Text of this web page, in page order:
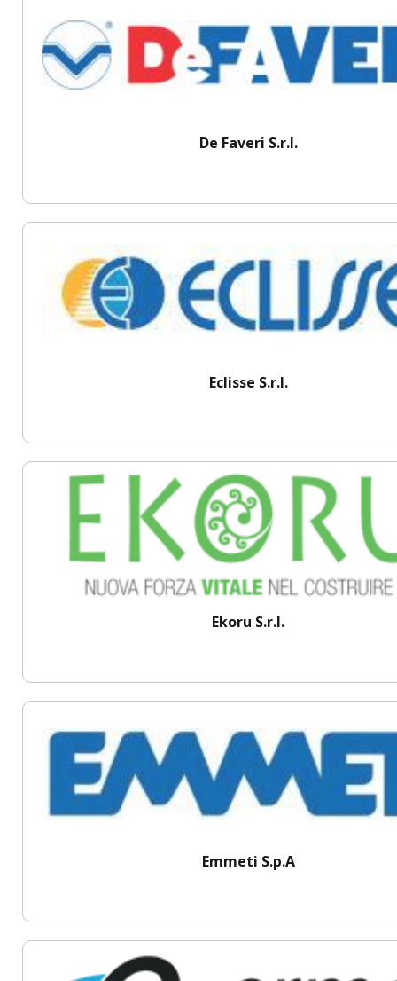
De Faveri S.r.l.
Eclisse S.r.l.
Ekoru S.r.l.
Emmeti S.p.A